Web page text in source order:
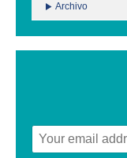
Archivo